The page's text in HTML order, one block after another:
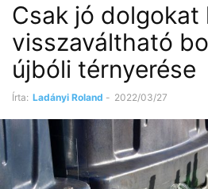
Csak jó dolgokat
visszaváltható
újbóli térnyerése
Írta: Ladányi Roland - 2022/03/27